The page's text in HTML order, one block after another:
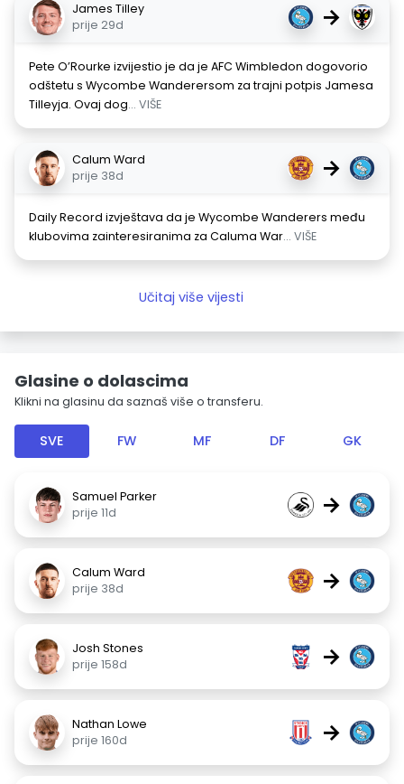
James Tilley
prije 29d
→
Pete O’Rourke izvijestio je da je AFC Wimbledon dogovorio
odštetu s Wycombe Wanderersom za trajni potpis Jamesa
Tilleyja. Ovaj dog... VIŠE
Calum Ward
prije 38d
→
Daily Record izvještava da je Wycombe Wanderers među
klubovima zainteresiranima za Caluma War... VIŠE
Učitaj više vijesti
Glasine o dolascima
Klikni na glasinu da saznaš više o transferu.
SVE FW MF DF GK
Samuel Parker
prije 11d
→
Calum Ward
prije 38d
→
Josh Stones
prije 158d
→
Nathan Lowe
prije 160d
→